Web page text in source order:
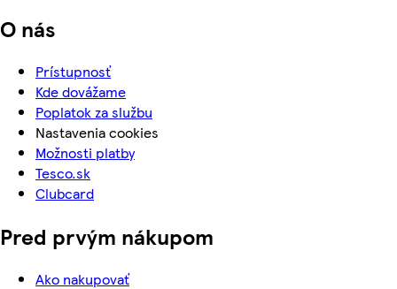
O nás
Prístupnosť
Kde dovážame
Poplatok za službu
Nastavenia cookies
Možnosti platby
Tesco.sk
Clubcard
Pred prvým nákupom
Ako nakupovať